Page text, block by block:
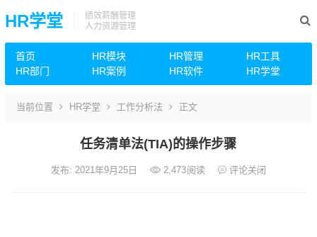
HR学堂
绩效薪酬管理
人力资源管理
首页 HR模块 HR管理
HR工具
HR部门
HR案例 HR软件 HR学堂
当前位置 HR学堂 工作分析法 正文
任务清单法(TIA)的操作步骤
发布: 2021年9月25日 2,473阅读 评论关闭